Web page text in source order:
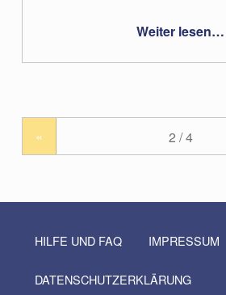
Weiter lesen…
«
HILFE UND FAQ IMPRESSUM
DATENSCHUTZERKLÄRUNG